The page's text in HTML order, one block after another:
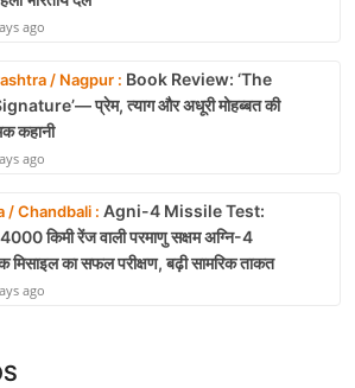
ago
/ Nagpur : Book Review: ‘The
प्रेम, त्याग और अधूरी मोहब्बत की
कहानी
ago
/ Chandbali : Agni-4 Missile Test:
किमी रेंज वाली परमाणु सक्षम अग्नि-4
मिसाइल का सफल परीक्षण, बढ़ी सामरिक ताकत
ago